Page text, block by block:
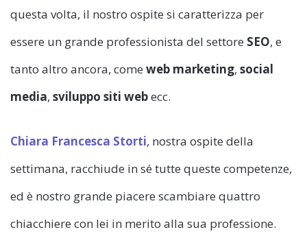
questa volta, il nostro ospite si caratterizza per
essere un grande professionista del settore SEO, e
tanto altro ancora, come web marketing, social
media, sviluppo siti webecc.
Chiara Francesca Storti, nostra ospite della
settimana, racchiude in sé tutte queste competenze,
ed è nostro grande piacere scambiare quattro
chiacchiere con lei in merito alla sua professione.